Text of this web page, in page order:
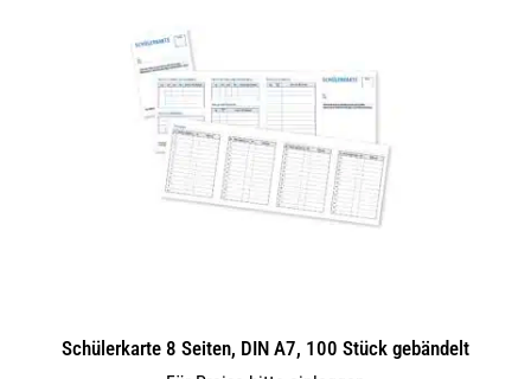
Schülerkarte 8 Seiten, DIN A7, 100 Stück gebändelt